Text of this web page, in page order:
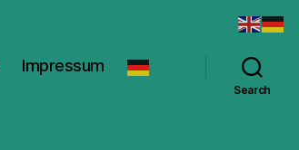
Impressum
Search